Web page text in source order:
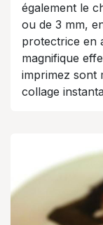
également le
ou de 3 mm,
protectrice en
magnifique
imprimez sont
collage